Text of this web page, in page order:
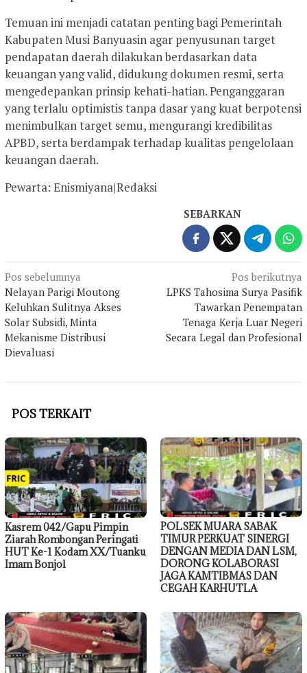
Temuan ini menjadi catatan penting bagi Pemerintah
Kabupaten Musi Banyuasin agar penyusunan target
pendapatan daerah dilakukan berdasarkan data
keuangan yang valid, didukung dokumen resmi, serta
mengedepankan prinsip kehati-hatian. Penganggaran
yang terlalu optimistis tanpa dasar yang kuat berpotensi
menimbulkan target semu, mengurangi kredibilitas
APBD, serta berdampak terhadap kualitas pengelolaan
keuangan daerah.
Pewarta: Enismiyana|Redaksi
SEBARKAN
Navigasi
pos
Pos sebelumnya
Nelayan Parigi Moutong
Keluhkan Sulitnya Akses
Solar Subsidi, Minta
Mekanisme Distribusi
Dievaluasi
Pos berikutnya
LPKS Tahosima Surya Pasifik
Tawarkan Penempatan
Tenaga Kerja Luar Negeri
Secara Legal dan Profesional
POS TERKAIT
Kasrem 042/Gapu Pimpin
Ziarah Rombongan Peringati
HUT Ke-1 Kodam XX/Tuanku
Imam Bonjol
POLSEK MUARA SABAK
TIMUR PERKUAT SINERGI
DENGAN MEDIA DAN LSM,
DORONG KOLABORASI
JAGA KAMTIBMAS DAN
CEGAH KARHUTLA